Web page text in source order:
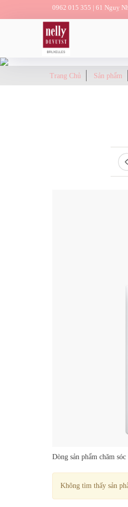
0962 015 355 | 61 Nguỵ
Trang Chủ Sản phẩm
Dòng sản phẩm chăm
Không tìm thấy sản